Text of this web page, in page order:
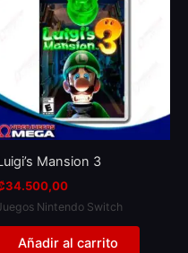
Mansion 3
34.500,00
Nintendo Switch
Añadir al carrito